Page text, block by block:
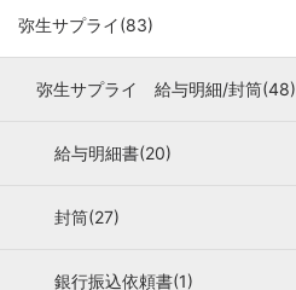
弥生サプライ(83)
弥生サプライ 給与明細/封筒(48)
給与明細書(20)
封筒(27)
銀行振込依頼書(1)